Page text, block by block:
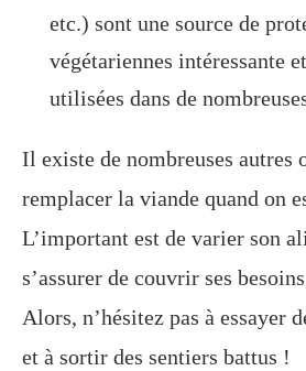
etc.) sont une source de
végétariennes intéressante
utilisées dans de
Il existe de nombreuses autres
remplacer la viande quand on
L’important est de varier son
s’assurer de couvrir ses
Alors, n’hésitez pas à essayer
et à sortir des sentiers battus !